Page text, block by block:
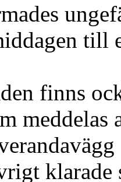
till
finns
meddelas
klarade